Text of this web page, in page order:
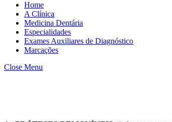
Home
A Clínica
Medicina Dentária
Especialidades
Exames Auxiliares de Diagnóstico
Marcações
Close Menu